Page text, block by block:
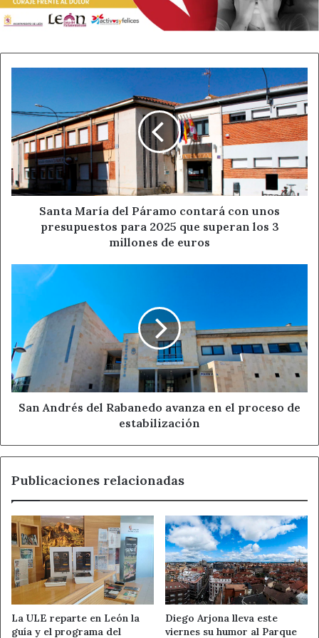
Fuente Ayuntamiento de León
Ahora León Ayuntamiento de León
Noticias de León Policía Local de León
Páramo
contará
con
unos
presupuestos
para
3
millones
Santa María del Páramo contará con unos
presupuestos para 2025 que superan los 3
millones de euros
San
Andrés
Rabanedo
avanza
en
el
proceso
de
estabilización
San Andrés del Rabanedo avanza en el proceso de
estabilización
Publicaciones relacionadas
La ULE reparte en León la
guía y el programa del
Diego Arjona lleva este
viernes su humor al Parque